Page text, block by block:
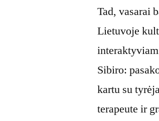
Tad, vasarai
Lietuvoje
Sibiro:
kartu su
terapeute ir